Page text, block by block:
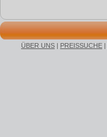
ÜBER UNS | PREISSUCHE |